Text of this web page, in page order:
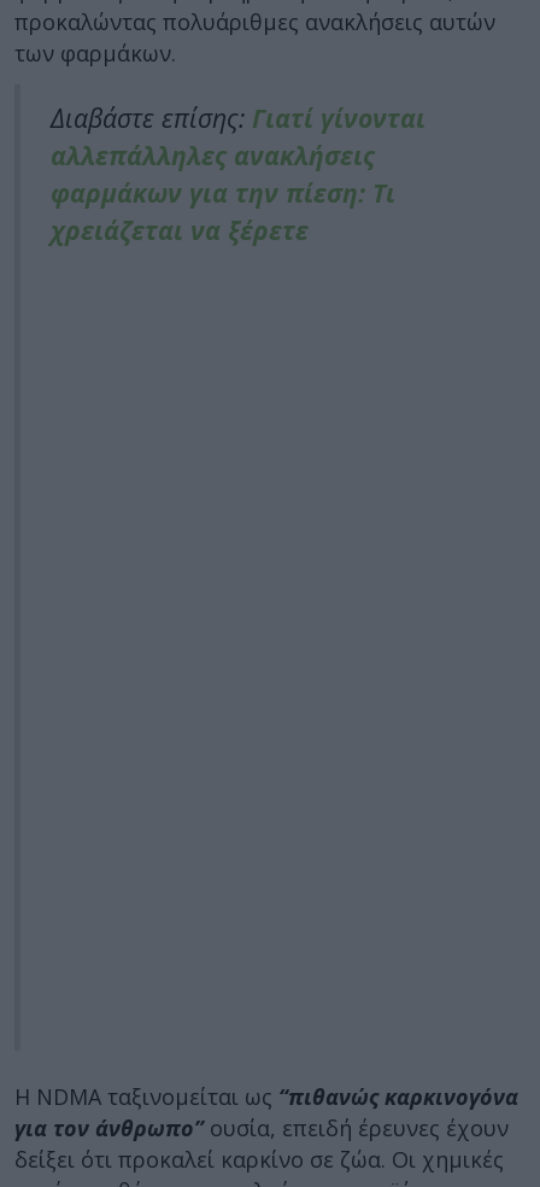
προκαλώντας πολυάριθμες ανακλήσεις αυτών
των φαρμάκων.
Διαβάστε επίσης: Γιατί γίνονται
αλλεπάλληλες ανακλήσεις
φαρμάκων για την πίεση: Τι
χρειάζεται να ξέρετε
Η NDMA ταξινομείται ως “πιθανώς καρκινογόνα
για τον άνθρωπο”ουσία, επειδή έρευνες έχουν
δείξει ότι προκαλεί καρκίνο σε ζώα. Οι χημικές